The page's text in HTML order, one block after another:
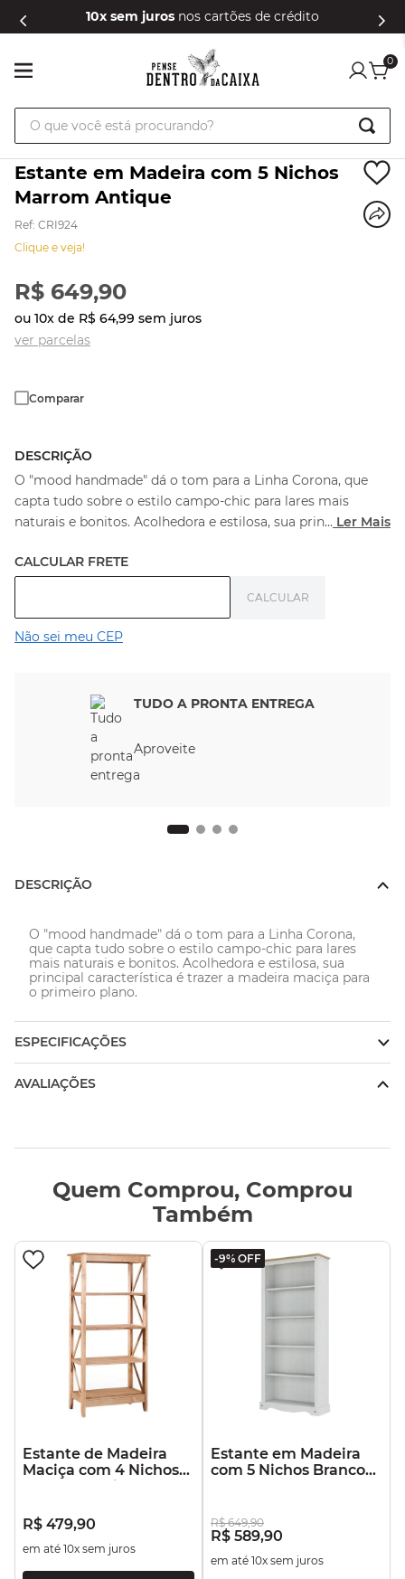
10x sem juros nos cartões de crédito
0
O que você está procurando?
Estante em Madeira com 5 Nichos
Marrom Antique
Ref: CRI924
Clique e veja!
R$ 649,90
ou 10x de R$ 64,99 sem juros
ver parcelas
Comparar
DESCRIÇÃO
O "mood handmade" dá o tom para a Linha Corona, que
capta tudo sobre o estilo campo-chic para lares mais
naturais e bonitos. Acolhedora e estilosa, sua prin... Ler Mais
Não sei meu CEP
TUDO A PRONTA ENTREGA
Aproveite
DESCRIÇÃO
O "mood handmade" dá o tom para a Linha Corona,
que capta tudo sobre o estilo campo-chic para lares
mais naturais e bonitos. Acolhedora e estilosa, sua
principal característica é trazer a madeira maciça para
o primeiro plano.
ESPECIFICAÇÕES
AVALIAÇÕES
Quem Comprou, Comprou
Também
Estante de Madeira
Maciça com 4 Nichos
Marrom Antique
R$ 479,90
em até 10x sem juros
-9% OFF
Estante em Madeira
com 5 Nichos Branco
R$ 649,90
R$ 589,90
em até 10x sem juros